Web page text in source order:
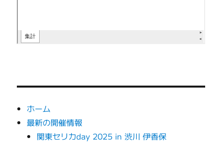
ホーム
最新の開催情報
関東セリカday 2025 in 渋川 伊香保